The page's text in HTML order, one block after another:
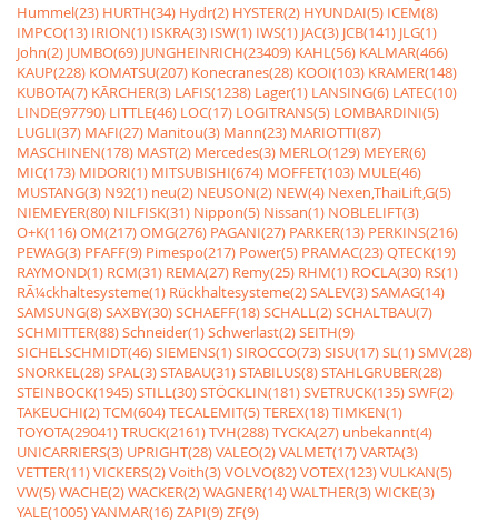
Hummel(23) HURTH(34) Hydr(2) HYSTER(2) HYUNDAI(5) ICEM(8)
IMPCO(13) IRION(1) ISKRA(3) ISW(1) IWS(1) JAC(3) JCB(141) JLG(1)
John(2) JUMBO(69) JUNGHEINRICH(23409) KAHL(56) KALMAR(466)
KAUP(228) KOMATSU(207) Konecranes(28) KOOI(103) KRAMER(148)
KUBOTA(7) KÃRCHER(3) LAFIS(1238) Lager(1) LANSING(6) LATEC(10)
LINDE(97790) LITTLE(46) LOC(17) LOGITRANS(5) LOMBARDINI(5)
LUGLI(37) MAFI(27) Manitou(3) Mann(23) MARIOTTI(87)
MASCHINEN(178) MAST(2) Mercedes(3) MERLO(129) MEYER(6)
MIC(173) MIDORI(1) MITSUBISHI(674) MOFFET(103) MULE(46)
MUSTANG(3) N92(1) neu(2) NEUSON(2) NEW(4) Nexen,ThaiLift,G(5)
NIEMEYER(80) NILFISK(31) Nippon(5) Nissan(1) NOBLELIFT(3)
O+K(116)OM(217)OMG(276) PAGANI(27) PARKER(13) PERKINS(216)
PEWAG(3) PFAFF(9) Pimespo(217) Power(5) PRAMAC(23)QTECK(19)
RAYMOND(1) RCM(31) REMA(27) Remy(25) RHM(1) ROCLA(30) RS(1)
RÃ¼ckhaltesysteme(1) Rückhaltesysteme(2)SALEV(3)SAMAG(14)
SAMSUNG(8)SAXBY(30)SCHAEFF(18)SCHALL(2)SCHALTBAU(7)
SCHMITTER(88)Schneider(1)Schwerlast(2)SEITH(9)
SICHELSCHMIDT(46)SIEMENS(1)SIROCCO(73)SISU(17)SL(1)SMV(28)
SNORKEL(28)SPAL(3)STABAU(31)STABILUS(8)STAHLGRUBER(28)
STEINBOCK(1945)STILL(30)STÖCKLIN(181)SVETRUCK(135)SWF(2)
TAKEUCHI(2)TCM(604)TECALEMIT(5)TEREX(18)TIMKEN(1)
TOYOTA(29041)TRUCK(2161)TVH(288)TYCKA(27) unbekannt(4)
UNICARRIERS(3) UPRIGHT(28)VALEO(2)VALMET(17)VARTA(3)
VETTER(11)VICKERS(2)Voith(3)VOLVO(82)VOTEX(123)VULKAN(5)
VW(5)WACHE(2)WACKER(2)WAGNER(14)WALTHER(3)WICKE(3)
YALE(1005)YANMAR(16)ZAPI(9)ZF(9)